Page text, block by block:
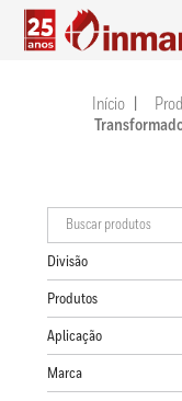
Início
Divisão
Produtos
Aplicação
Marca